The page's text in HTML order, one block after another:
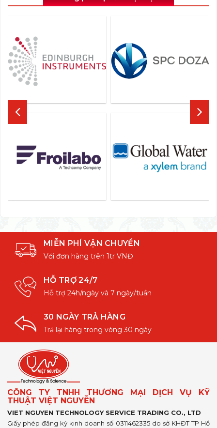
MIỄN PHÍ VẬN CHUYỂN
Với đơn hàng trên 1tr VNĐ
HỖ TRỢ 24/7
Hỗ trợ 24h/ngày và 7 ngày/tuần
30 NGÀY TRẢ HÀNG
Trả lại hàng trong vòng 30 ngày
CÔNG TY TNHH THƯƠNG MẠI DỊCH VỤ KỸ
THUẬT VIỆT NGUYỄN
VIET NGUYEN TECHNOLOGY SERVICE TRADING CO., LTD
Giấy phép đăng ký kinh doanh số 0311462335 do sở KHĐT TP Hồ